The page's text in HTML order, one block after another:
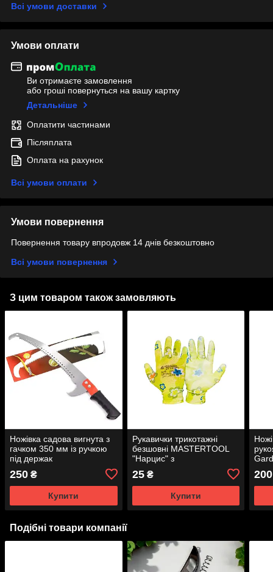
Всі умови доставки
Умови оплати
Ви отримаєте замовлення
або гроші повернуться на вашу картку
Детальніше
Оплатити частинами
Післяплата
Оплата на рахунок
Всі умови оплати
Умови повернення
Повернення товару впродовж 14 днів безкоштовно
Всі умови повернення
З цим товаром також замовляють
Ножівка садова вигнута з
гачком 350 мм із ручкою
під держак
250 ₴
Купити
Рукавички трикотажні
безшовні MASTERTOOL
"Нарцис" з
покриттям долоні 9" 17-20
г
25₴
Купити
200
Подібні товари компанії